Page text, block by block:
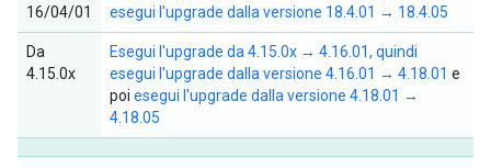
16/04/01
esegui l'upgrade dalla versione 18.4.01 → 18.4.05
Da
4.15.0x
Esegui l'upgrade da 4.15.0x → 4.16.01, quindi
esegui l'upgrade dalla versione 4.16.01 → 4.18.01 e
poi esegui l'upgrade dalla versione 4.18.01 →
4.18.05